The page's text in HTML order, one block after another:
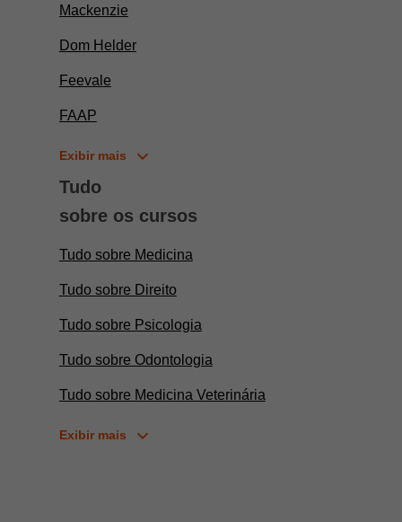
Mackenzie
Dom Helder
Feevale
FAAP
Exibir mais
Tudo
sobre os cursos
Tudo sobre Medicina
Tudo sobre Direito
Tudo sobre Psicologia
Tudo sobre Odontologia
Tudo sobre Medicina Veterinária
Exibir mais